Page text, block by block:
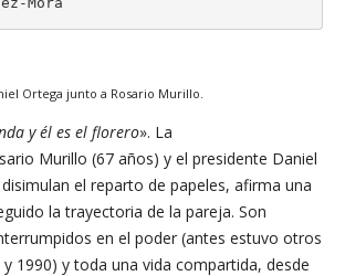
Ortega junto a Rosario Murillo.
y él es el florero». La
Murillo (67 años) y el presidente Daniel
el reparto de papeles, afirma una
la trayectoria de la pareja. Son
en el poder (antes estuvo otros
1990) y toda una vida compartida, desde